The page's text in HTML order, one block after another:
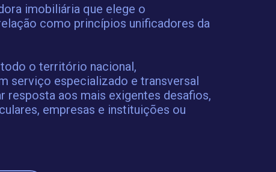
imobiliária que elege o
como princípios unificadores da
o território nacional,
serviço especializado e transversal
resposta aos mais exigentes desafios,
empresas e instituições ou